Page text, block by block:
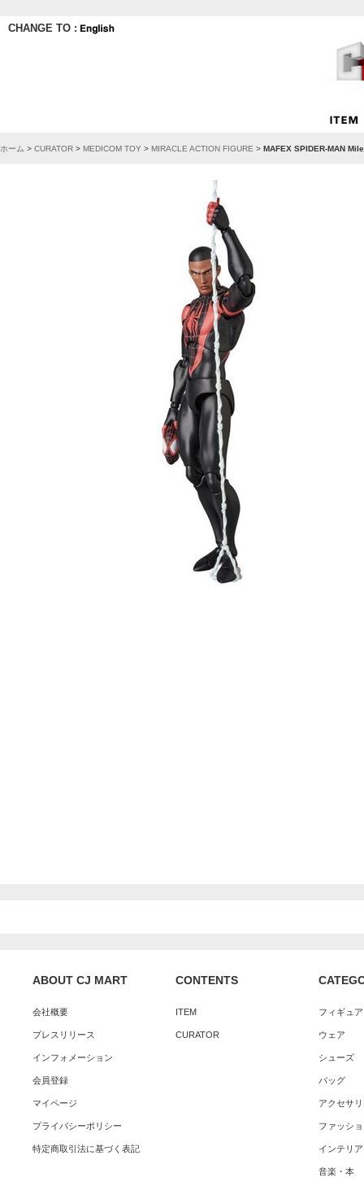
CHANGE TO :
ホーム > CURATOR > MEDICOM TOY > MIRACLE ACTION FIGURE > MAFEX SPIDER-MAN
ABOUT CJ MART
会社概要
プレスリリース
インフォメーション
会員登録
マイページ
プライバシーポリシー
特定商取引法に基づく表記
CONTENTS
ITEM
CURATOR
フィギュ
ウェア
シューズ
バッグ
アクセサ
ファッシ
インテリア
音楽・本